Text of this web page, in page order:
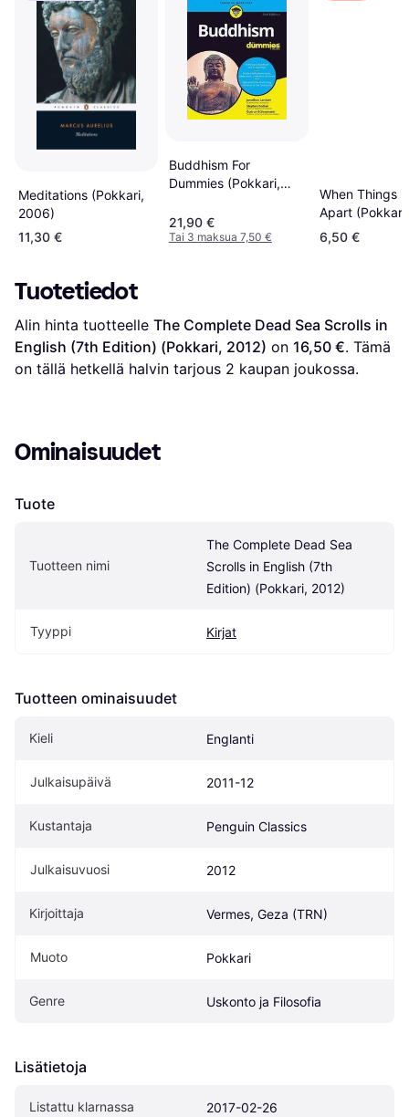
Meditations (Pokkari,
2006)
11,30 €
Buddhism For
Dummies (Pokkari,
21,90 €
Tai 3 maksua 7,50 €
When Things
Apart
6,50 €
Tuotetiedot
Alin hinta tuotteelle The Complete Dead Sea Scrolls in
English (7th Edition) (Pokkari, 2012) on 16,50 €. Tämä
on tällä hetkellä halvin tarjous 2 kaupan joukossa.
Ominaisuudet
Tuote
Tuotteen nimi
The Complete Dead Sea
Scrolls in English (7th
Edition) (Pokkari, 2012)
Tyyppi Kirjat
Tuotteen ominaisuudet
Kieli Englanti
Julkaisupäivä 2011-12
Kustantaja Penguin Classics
Julkaisuvuosi 2012
Kirjoittaja Vermes, Geza (TRN)
Muoto Pokkari
Genre Uskonto ja Filosofia
Lisätietoja
Listattu klarnassa 2017-02-26